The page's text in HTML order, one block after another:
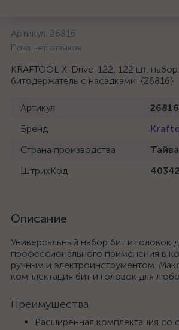
Артикул: 26816
Пока нет отзывов
KRAFTOOL X-Drive-122, 122 шт,
битодержатель с насадками {26816}
Артикул
26816
Бренд
Страна производства
ШтрихКод
Описание
Универсальный набор бит и головок
профессионального применения в
ручным и электроинструментом.
комплектация бит и головок для
Преимущества
Расширенная комплектация со